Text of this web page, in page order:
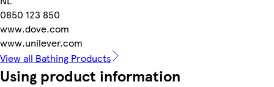
0850 123 850
www.dove.com
www.unilever.com
View all Bathing Products
Using product information